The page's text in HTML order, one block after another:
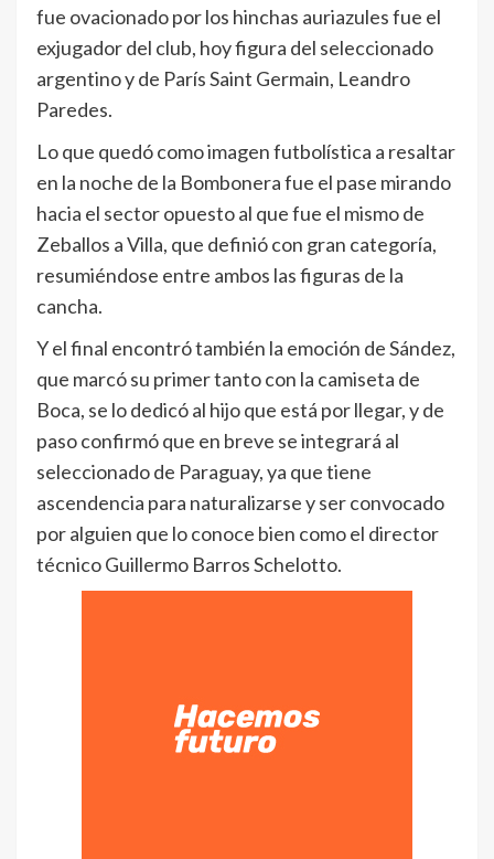
fue ovacionado por los hinchas auriazules fue el
exjugador del club, hoy figura del seleccionado
argentino y de París Saint Germain, Leandro
Paredes.
Lo que quedó como imagen futbolística a resaltar
en la noche de la Bombonera fue el pase mirando
hacia el sector opuesto al que fue el mismo de
Zeballos a Villa, que definió con gran categoría,
resumiéndose entre ambos las figuras de la
cancha.
Y el final encontró también la emoción de Sández,
que marcó su primer tanto con la camiseta de
Boca, se lo dedicó al hijo que está por llegar, y de
paso confirmó que en breve se integrará al
seleccionado de Paraguay, ya que tiene
ascendencia para naturalizarse y ser convocado
por alguien que lo conoce bien como el director
técnico Guillermo Barros Schelotto.